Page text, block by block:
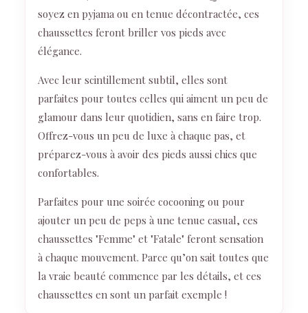
soyez en pyjama ou en tenue décontractée, ces
chaussettes feront briller vos pieds avec
élégance.
Avec leur scintillement subtil, elles sont
parfaites pour toutes celles qui aiment un peu de
glamour dans leur quotidien, sans en faire trop.
Offrez-vous un peu de luxe à chaque pas, et
préparez-vous à avoir des pieds aussi chics que
confortables.
Parfaites pour une soirée cocooning ou pour
ajouter un peu de peps à une tenue casual, ces
chaussettes "Femme" et "Fatale" feront sensation
à chaque mouvement. Parce qu’on sait toutes que
la vraie beauté commence par les détails, et ces
chaussettes en sont un parfait exemple !